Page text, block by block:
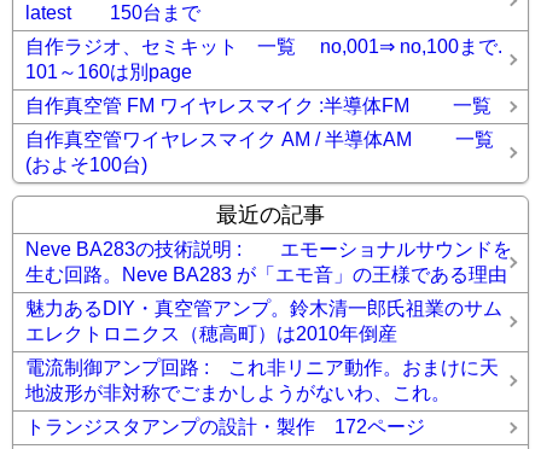
latest 150台まで
自作ラジオ、セミキット 一覧 no,001⇒ no,100まで.
101～160は別page
自作真空管 FM ワイヤレスマイク :半導体FM 一覧
自作真空管ワイヤレスマイク AM / 半導体AM 一覧
(およそ100台)
最近の記事
Neve BA283の技術説明 : エモーショナルサウンドを
生む回路。Neve BA283 が「エモ音」の王様である理由
魅力あるDIY・真空管アンプ。鈴木清一郎氏祖業のサム
エレクトロニクス（穂高町）は2010年倒産
電流制御アンプ回路 : これ非リニア動作。おまけに天
地波形が非対称でごまかしようがないわ、これ。
トランジスタアンプの設計・製作 172ページ